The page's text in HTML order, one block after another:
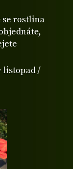
se rostlina
listopad /